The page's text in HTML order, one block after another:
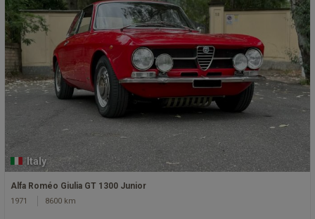
Italy
Alfa Roméo Giulia GT 1300 Junior
1971 8600 km